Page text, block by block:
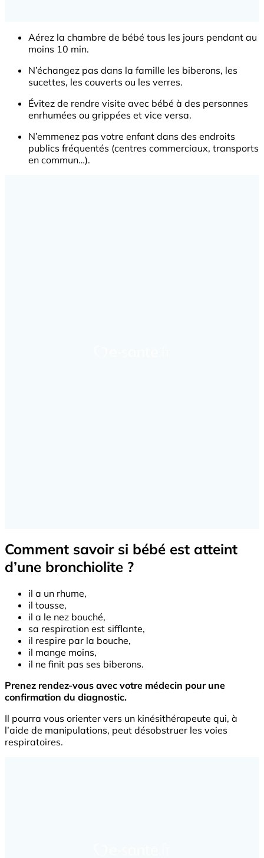
Aérez la chambre de bébé tous les jours pendant au
moins 10 min.
N’échangez pas dans la famille les biberons, les
sucettes, les couverts ou les verres.
Évitez de rendre visite avec bébé à des personnes
enrhumées ou grippées et vice versa.
N’emmenez pas votre enfant dans des endroits
publics fréquentés (centres commerciaux, transports
en commun…).
Comment savoir si bébé est atteint
d’une bronchiolite ?
il a un rhume,
il tousse,
il a le nez bouché,
sa respiration est sifflante,
il respire par la bouche,
il mange moins,
il ne finit pas ses biberons.
Prenez rendez-vous avec votre médecin pour une
confirmation du diagnostic.
Il pourra vous orienter vers un kinésithérapeute qui, à
l’aide de manipulations, peut désobstruer les voies
respiratoires.